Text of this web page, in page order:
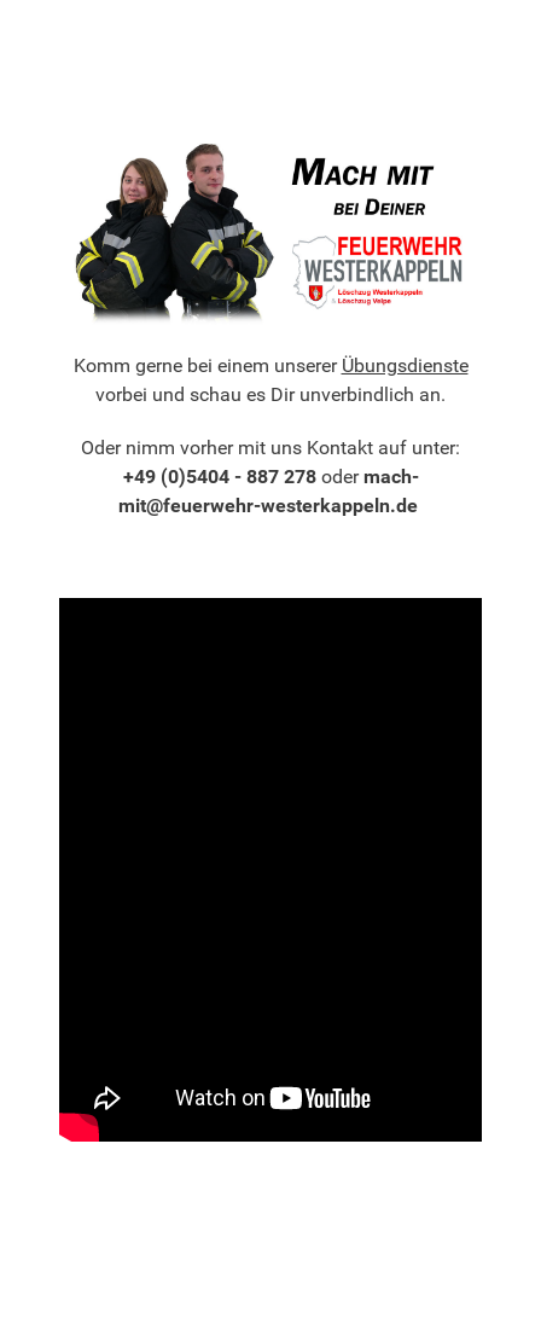
Komm gerne bei einem unserer Übungsdienste
vorbei und schau es Dir unverbindlich an.
Oder nimm vorher mit uns Kontakt auf unter:
+49 (0)5404 - 887 278odermach-
mit@feuerwehr-westerkappeln.de